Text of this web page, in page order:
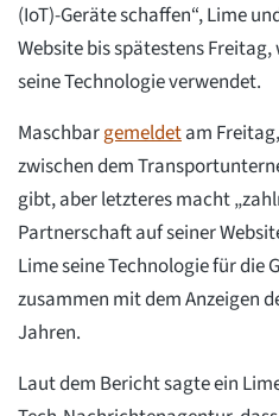
(IoT)-Geräte schaffen“, Lime
Website bis spätestens
seine Technologie verwendet.
Maschbargemeldetam
zwischen dem
gibt, aber letzteres macht
Partnerschaft auf seiner
Lime seine Technologie für die
zusammen mit dem Anzeigen
Jahren.
Laut dem Bericht sagte ein